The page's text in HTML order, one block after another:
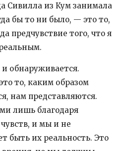
Сивилла из Кум занимала
бы то ни было, — это то,
предчувствие того, что я
обнаруживается.
то, каким образом
нам представляются.
лишь благодаря
и мы и не
быть их реальность. Это